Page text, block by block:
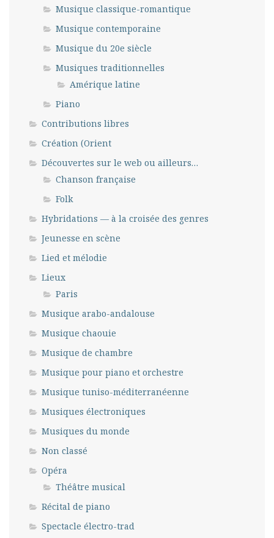
Musique classique-romantique
Musique contemporaine
Musique du 20e siècle
Musiques traditionnelles
Amérique latine
Piano
Contributions libres
Création (Orient
Découvertes sur le web ou ailleurs…
Chanson française
Folk
Hybridations — à la croisée des genres
Jeunesse en scène
Lied et mélodie
Lieux
Paris
Musique arabo-andalouse
Musique chaouie
Musique de chambre
Musique pour piano et orchestre
Musique tuniso-méditerranéenne
Musiques électroniques
Musiques du monde
Non classé
Opéra
Théâtre musical
Récital de piano
Spectacle électro-trad